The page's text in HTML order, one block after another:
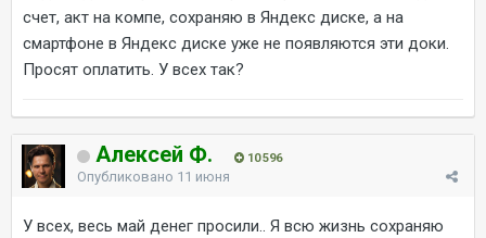
счет, акт на компе, сохраняю в Яндекс диске, а на
смартфоне в Яндекс диске уже не появляются эти доки.
Просят оплатить. У всех так?
Алексей Ф. 10 596
Опубликовано 11 июня
У всех, весь май денег просили.. Я всю жизнь сохраняю